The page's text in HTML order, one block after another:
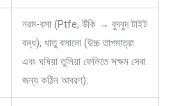
নরম-বসা (Ptfe, উঁকি → বুদবুদ টাইট
বন্ধ), ধাতু বসানো (উচ্চ তাপমাত্রা
এবং ঘষিয়া তুলিয়া ফেলিতে সক্ষম সেবা
জন্য কঠিন আবরণ).